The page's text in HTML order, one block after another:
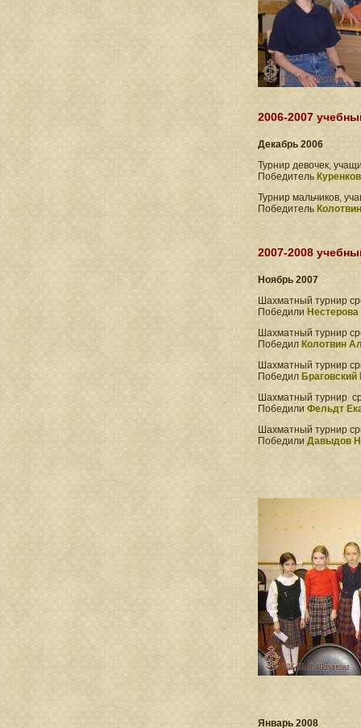
2006-2007
Декабрь 2006
Турнир девочек,
Победитель
Турнир мальчиков,
Победитель
2007-2008
Ноябрь 2007
Шахматный турнир
Победили
Шахматный турнир
Победил Колотвин
Шахматный турнир
Победил
Шахматный турнир
Победили Фельдт
Шахматный турнир
Победили Давыдов
Январь 2008